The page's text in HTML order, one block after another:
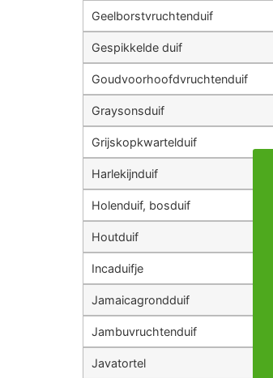
Geelborstvruchtenduif
Gespikkelde duif
Goudvoorhoofdvruchtenduif
Graysonsduif
Grijskopkwartelduif
Harlekijnduif
Holenduif, bosduif
Houtduif
Incaduifje
Jamaicagrondduif
Jambuvruchtenduif
Javatortel